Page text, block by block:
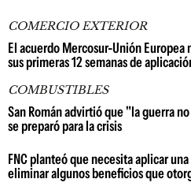
COMERCIO EXTERIOR
El acuerdo Mercosur-Unión
sus primeras 12 semanas de
COMBUSTIBLES
San Román advirtió que "la guerra
se preparó para la crisis
FNC planteó que necesita aplicar
eliminar algunos beneficios que